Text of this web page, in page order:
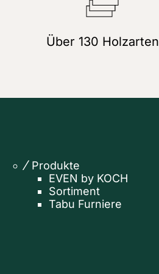
Über 130 Holzarten
Produkte
EVEN by KOCH
Sortiment
Tabu Furniere